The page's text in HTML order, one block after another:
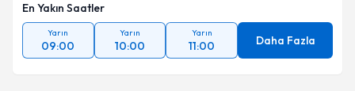
En Yakın Saatler
Yarın
09:00
Yarın
10:00
Yarın
11:00 Daha Fazla